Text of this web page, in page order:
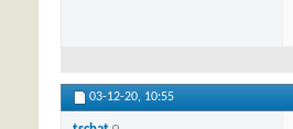
03-12-20, 10:55